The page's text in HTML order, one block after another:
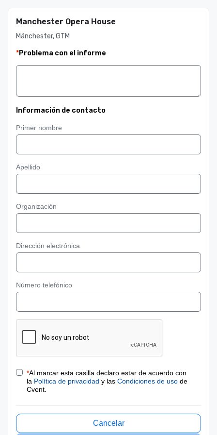
Manchester Opera House
Mánchester, GTM
*Problema con el informe
Información de contacto
Primer nombre
Apellido
Organización
Dirección electrónica
Número telefónico
*Al marcar esta casilla declaro estar de acuerdo con
la Política de privacidad y las Condiciones de uso de
Cvent.
Cancelar